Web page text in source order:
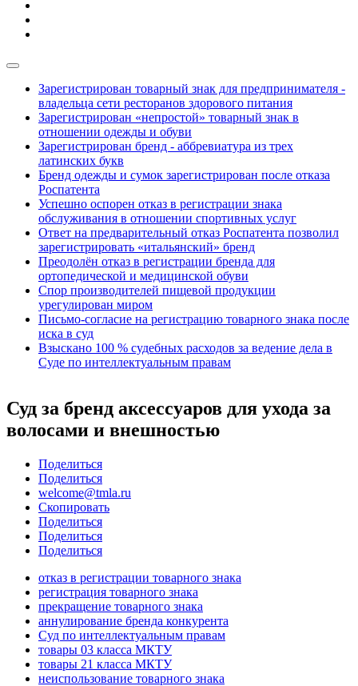
Зарегистрирован товарный знак для предпринимателя -
владельца сети ресторанов здорового питания
Зарегистрирован «непростой» товарный знак в
отношении одежды и обуви
Зарегистрирован бренд - аббревиатура из трех
латинских букв
Бренд одежды и сумок зарегистрирован после отказа
Роспатента
Успешно оспорен отказ в регистрации знака
обслуживания в отношении спортивных услуг
Ответ на предварительный отказ Роспатента позволил
зарегистрировать «итальянский» бренд
Преодолён отказ в регистрации бренда для
ортопедической и медицинской обуви
Спор производителей пищевой продукции
урегулирован миром
Письмо-согласие на регистрацию товарного знака после
иска в суд
Взыскано 100 % судебных расходов за ведение дела в
Суде по интеллектуальным правам
Суд за бренд аксессуаров для ухода за
волосами и внешностью
Поделиться
Поделиться
welcome@tmla.ru
Скопировать
Поделиться
Поделиться
Поделиться
отказ в регистрации товарного знака
регистрация товарного знака
прекращение товарного знака
аннулирование бренда конкурента
Суд по интеллектуальным правам
товары 03 класса МКТУ
товары 21 класса МКТУ
неиспользование товарного знака